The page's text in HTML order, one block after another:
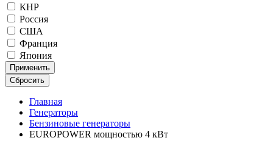
КНР
Россия
США
Франция
Япония
Применить
Сбросить
Главная
Генераторы
Бензиновые генераторы
EUROPOWER мощностью 4 кВт